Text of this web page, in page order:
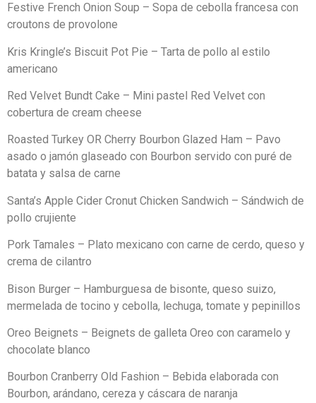
Festive French Onion Soup – Sopa de cebolla francesa con
croutons de provolone
Kris Kringle’s Biscuit Pot Pie – Tarta de pollo al estilo
americano
Red Velvet Bundt Cake – Mini pastel Red Velvet con
cobertura de cream cheese
Roasted Turkey OR Cherry Bourbon Glazed Ham – Pavo
asado o jamón glaseado con Bourbon servido con puré de
batata y salsa de carne
Santa’s Apple Cider Cronut Chicken Sandwich – Sándwich de
pollo crujiente
Pork Tamales – Plato mexicano con carne de cerdo, queso y
crema de cilantro
Bison Burger – Hamburguesa de bisonte, queso suizo,
mermelada de tocino y cebolla, lechuga, tomate y pepinillos
Oreo Beignets – Beignets de galleta Oreo con caramelo y
chocolate blanco
Bourbon Cranberry Old Fashion – Bebida elaborada con
Bourbon, arándano, cereza y cáscara de naranja